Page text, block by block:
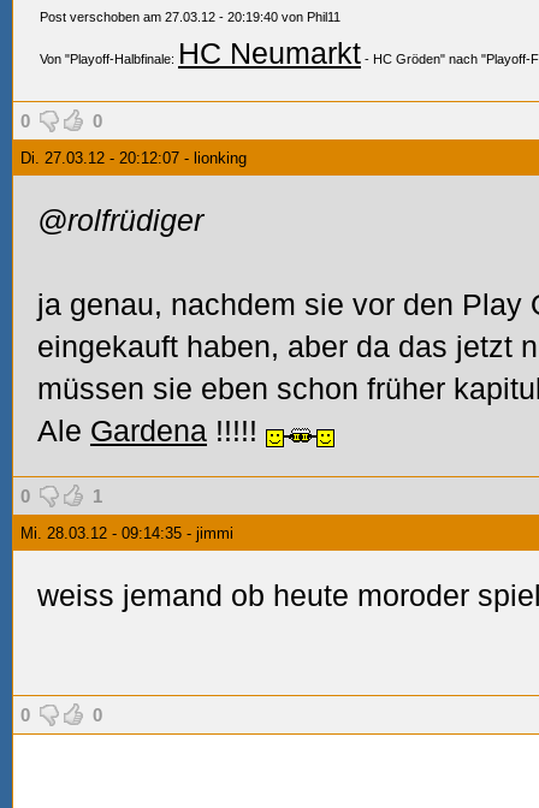
Post verschoben am 27.03.12 - 20:19:40 von Phil11
Von "Playoff-Halbfinale: HC Neumarkt - HC Gröden" nach "Playoff-
0 0
Di. 27.03.12 - 20:12:07 - lionking
@rolfrüdiger
ja genau, nachdem sie vor den Play
eingekauft haben, aber da das jetzt
müssen sie eben schon früher
Ale Gardena !!!!!
0 1
Mi. 28.03.12 - 09:14:35 - jimmi
weiss jemand ob heute moroder
0 0